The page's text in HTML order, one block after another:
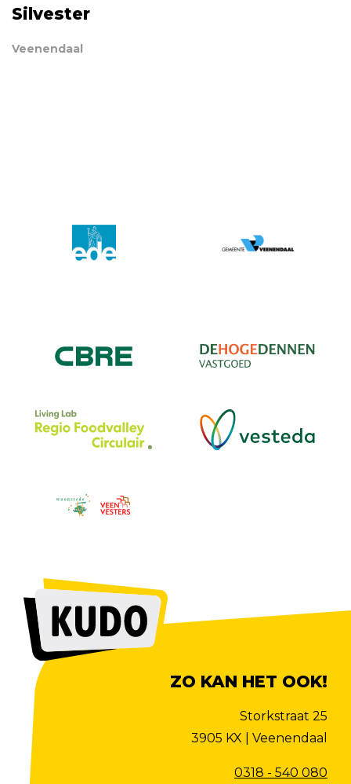
Silvester
Veenendaal
ZO KAN HET OOK!
Storkstraat 25
3905 KX | Veenendaal
0318 - 540 080